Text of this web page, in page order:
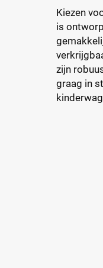
Kiezen
is
zijn
graag in